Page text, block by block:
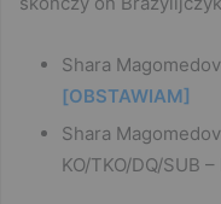
Shara
[OBSTAWIAM]
Shara
KO/TKO/DQ/SUB